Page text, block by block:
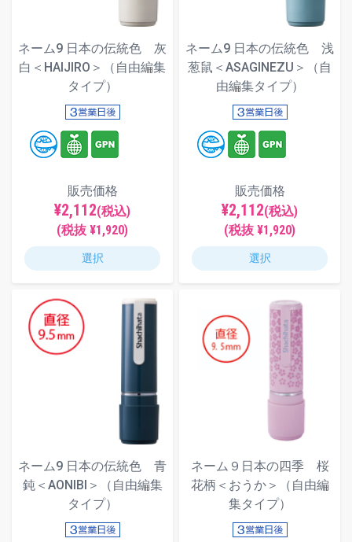
ネーム9 日本の伝統色 灰
白＜HAIJIRO＞（自由編集
タイプ）
販売価格
¥2,112(税込)
(税抜 ¥1,920)
選択
ネーム9 日本の伝統色 浅
葱鼠＜ASAGINEZU＞（自
由編集タイプ）
販売価格
¥2,112(税込)
(税抜 ¥1,920)
選択
ネーム9 日本の伝統色 青
鈍＜AONIBI＞（自由編集
タイプ）
ネーム９日本の四季 桜
花柄＜おうか＞（自由編
集タイプ）